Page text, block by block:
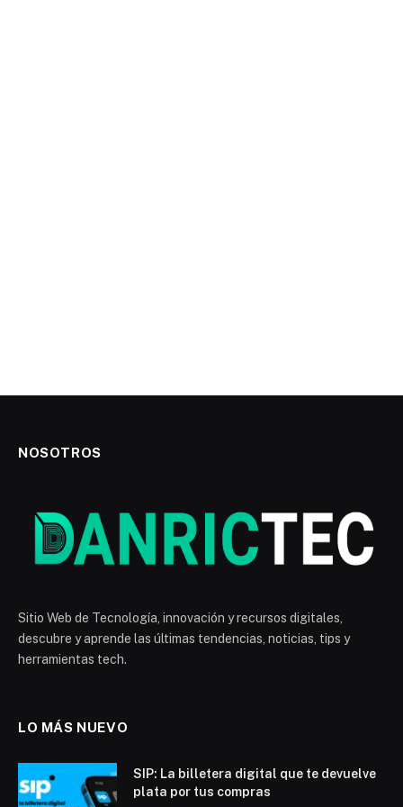
NOSOTROS
Sitio Web de Tecnología, innovación y recursos digitales,
descubre y aprende las últimas tendencias, noticias, tips y
herramientas tech.
LO MÁS NUEVO
SIP: La billetera digital que te devuelve
plata por tus compras